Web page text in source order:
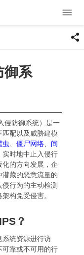
御系
侵防御系统）是一
匹配以及威胁建模
虫 僵尸网络
间
实时地中止入侵行
的方向发展，企
藏的恶意流量的
行为的主动检测
构免受侵害。
？
系统资源进行访
可靠或不可用的行